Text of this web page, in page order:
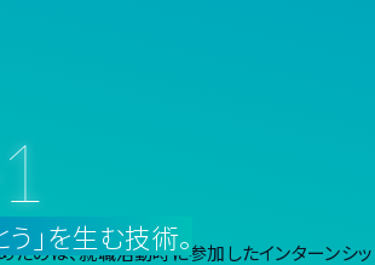
1
」を生む技術。
のは、就職活動時に参加したインターンシッ